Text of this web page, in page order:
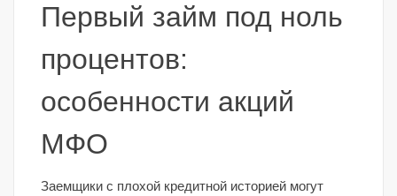
Первый займ под ноль
процентов:
особенности акций
МФО
Заемщики с плохой кредитной историей могут